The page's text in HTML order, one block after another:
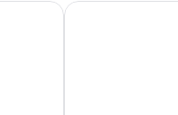
Foley Gulf Shores
Holiday Inn